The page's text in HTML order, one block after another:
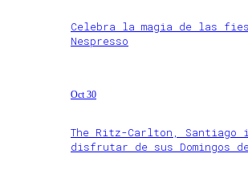
Celebra la magia de las
Nespresso
Oct 30
The Ritz-Carlton, Santiago
disfrutar de sus Domingos